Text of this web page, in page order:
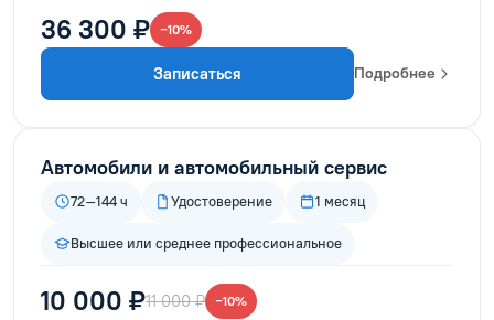
36 300 ₽ −10%
Записаться Подробнее
Автомобили и автомобильный сервис
72–144 ч Удостоверение 1 месяц
Высшее или среднее профессиональное
10 000 ₽11 000 ₽ −10%